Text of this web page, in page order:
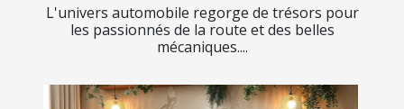
L'univers automobile regorge de trésors pour
les passionnés de la route et des belles
mécaniques....